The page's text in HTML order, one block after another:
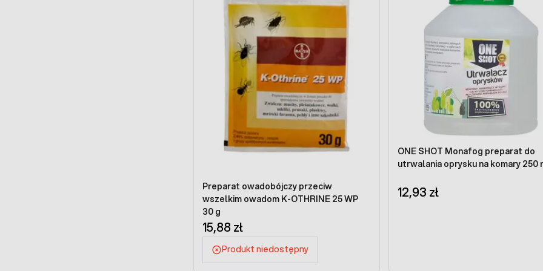
Preparat owadobójczy przeciw
wszelkim owadom K-OTHRINE 25 WP
30 g
15,88 zł
Produkt niedostępny
ONE SHOT Monafog preparat do
utrwalania oprysku na komary 250
12,93 zł